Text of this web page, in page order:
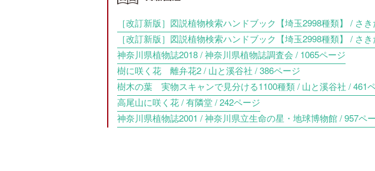
［改訂新版］図説植物検索ハンドブック【埼玉2998種類】 / さ
［改訂新版］図説植物検索ハンドブック【埼玉2998種類】 / さ
神奈川県植物誌2018 / 神奈川県植物誌調査会 / 1065ページ
樹に咲く花 離弁花2 / 山と溪谷社 / 386ページ
樹木の葉 実物スキャンで見分ける1100種類 / 山と溪谷社 / 461
高尾山に咲く花 / 有隣堂 / 242ページ
神奈川県植物誌2001 / 神奈川県立生命の星・地球博物館 / 957ペ